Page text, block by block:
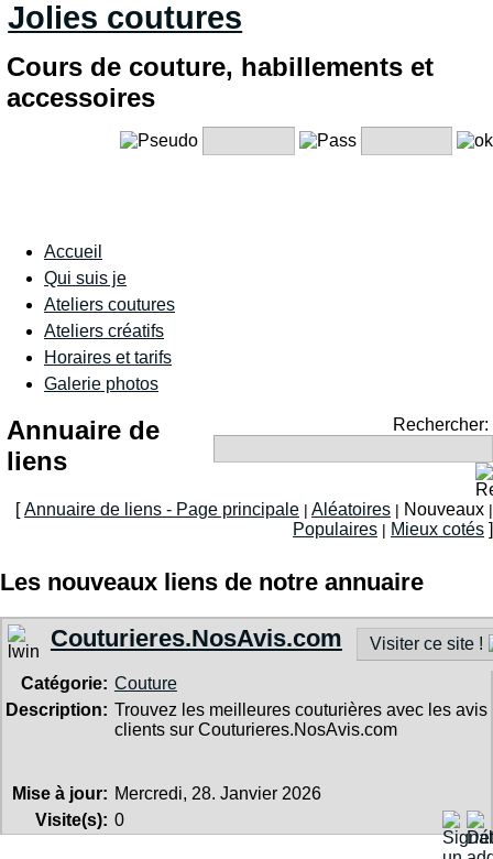
Jolies coutures
Cours de couture, habillements et
accessoires
Accueil
Qui suis je
Ateliers coutures
Ateliers créatifs
Horaires et tarifs
Galerie photos
Annuaire de
liens
Rechercher:
[Annuaire de liens - Page principale | Aléatoires | Nouveaux |
Populaires | Mieux cotés ]
Les nouveaux liens de notre annuaire
Couturieres.NosAvis.com Visiter ce site !
Catégorie: Couture
Description: Trouvez les meilleures couturières avec les avis
clients sur Couturieres.NosAvis.com
Mise à jour: Mercredi, 28. Janvier 2026
Visite(s): 0